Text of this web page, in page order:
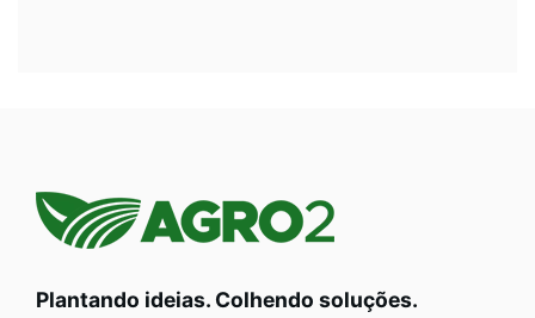
Plantando ideias. Colhendo soluções.